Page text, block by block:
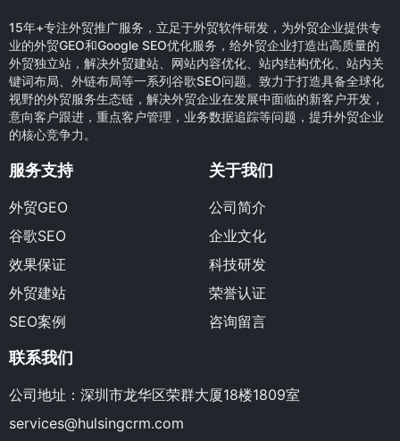
15年+专注外贸推广服务，立足于外贸软件研发，为外贸企业提供专
业的外贸GEO和Google SEO优化服务，给外贸企业打造出高质量的
外贸独立站，解决外贸建站、网站内容优化、站内结构优化、站内关
键词布局、外链布局等一系列谷歌SEO问题。致力于打造具备全球化
视野的外贸服务生态链，解决外贸企业在发展中面临的新客户开发，
意向客户跟进，重点客户管理，业务数据追踪等问题，提升外贸企业
的核心竞争力。
服务支持
外贸GEO
谷歌SEO
效果保证
外贸建站
SEO案例
关于我们
公司简介
企业文化
科技研发
荣誉认证
咨询留言
联系我们
公司地址：深圳市龙华区荣群大厦18楼1809室
services@hulsingcrm.com